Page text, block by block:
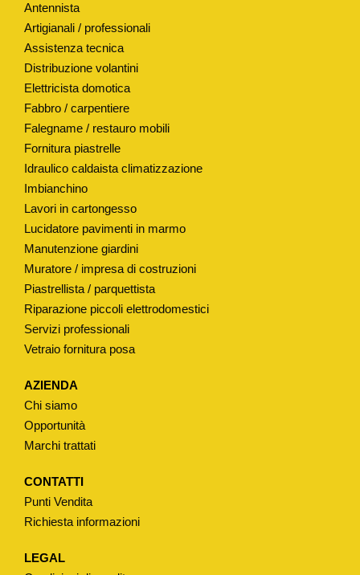
Antennista
Artigianali / professionali
Assistenza tecnica
Distribuzione volantini
Elettricista domotica
Fabbro / carpentiere
Falegname / restauro mobili
Fornitura piastrelle
Idraulico caldaista climatizzazione
Imbianchino
Lavori in cartongesso
Lucidatore pavimenti in marmo
Manutenzione giardini
Muratore / impresa di costruzioni
Piastrellista / parquettista
Riparazione piccoli elettrodomestici
Servizi professionali
Vetraio fornitura posa
AZIENDA
Chi siamo
Opportunità
Marchi trattati
CONTATTI
Punti Vendita
Richiesta informazioni
LEGAL